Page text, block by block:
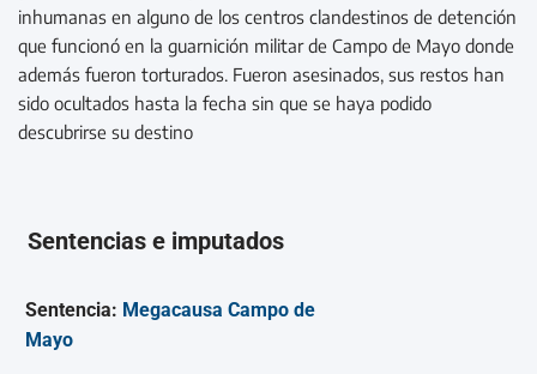
inhumanas en alguno de los centros clandestinos de detención
que funcionó en la guarnición militar de Campo de Mayo donde
además fueron torturados. Fueron asesinados, sus restos han
sido ocultados hasta la fecha sin que se haya podido
descubrirse su destino
Sentencias e imputados
Sentencia: Megacausa Campo de
Mayo